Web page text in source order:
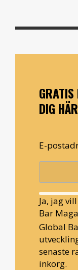
DIG
E-
Ja, jag
Bar
Global
senaste
inkorg.